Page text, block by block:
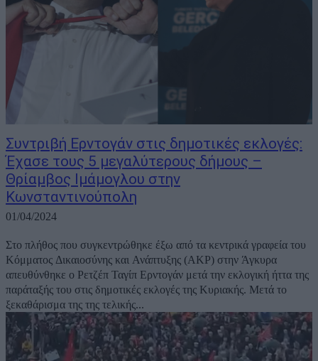
Συντριβή Ερντογάν στις δημοτικές εκλογές:
Έχασε τους 5 μεγαλύτερους δήμους –
Θρίαμβος Ιμάμογλου στην
Κωνσταντινούπολη
01/04/2024
Στο πλήθος που συγκεντρώθηκε έξω από τα κεντρικά γραφεία του
Κόμματος Δικαιοσύνης και Ανάπτυξης (ΑΚΡ) στην Άγκυρα
απευθύνθηκε ο Ρετζέπ Ταγίπ Ερντογάν μετά την εκλογική ήττα της
παράταξής του στις δημοτικές εκλογές της Κυριακής. Μετά το
ξεκαθάρισμα της της τελικής...